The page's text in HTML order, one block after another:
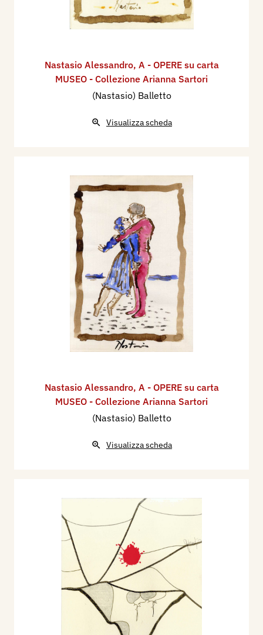
Nastasio Alessandro, A - OPERE su carta
MUSEO - Collezione Arianna Sartori
(Nastasio) Balletto
Visualizza scheda
Nastasio Alessandro, A - OPERE su carta
MUSEO - Collezione Arianna Sartori
(Nastasio) Balletto
Visualizza scheda